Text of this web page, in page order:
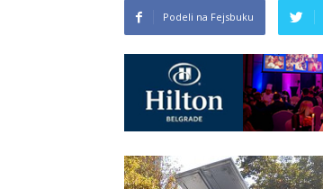
Podeli na Fejsbuku